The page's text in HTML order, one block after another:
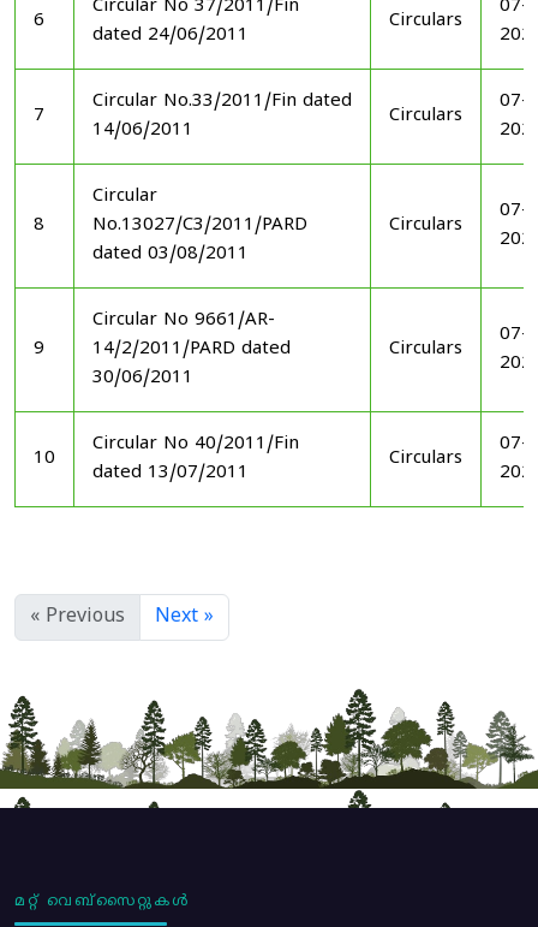
6
Circular No 37/2011/Fin
dated 24/06/2011
Circulars
07-
7
Circular No.33/2011/Fin dated
14/06/2011
Circulars
07-
8
Circular
No.13027/C3/2011/PARD
dated 03/08/2011
Circulars
07-
9
Circular No 9661/AR-
14/2/2011/PARD dated
30/06/2011
Circulars
07-
10
Circular No 40/2011/Fin
dated 13/07/2011
Circulars
07-
« Previous Next »
മറ്റ് വെബ്സൈറ്റുകൾ